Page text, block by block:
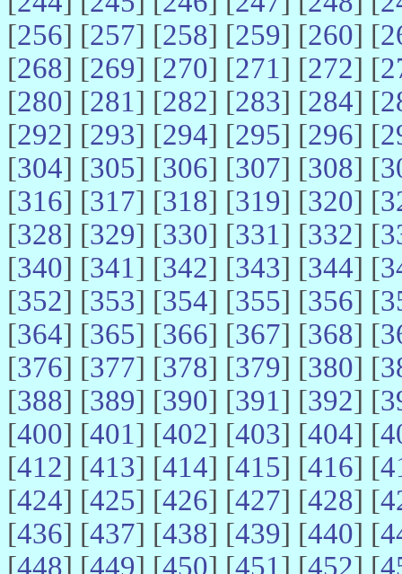
[256] [257] [258] [259] [260] [
[268] [269] [270] [271] [272] [
[280] [281] [282] [283] [284] [
[292] [293] [294] [295] [296] [
[304] [305] [306] [307] [308] [
[316] [317] [318] [319] [320] [
[328] [329] [330] [331] [332] [
[340] [341] [342] [343] [344] [
[352] [353] [354] [355] [356] [
[364] [365] [366] [367] [368] [
[376] [377] [378] [379] [380] [
[388] [389] [390] [391] [392] [
[400] [401] [402] [403] [404] [
[412] [413] [414] [415] [416] [
[424] [425] [426] [427] [428] [
[436] [437] [438] [439] [440] [
[448] [449] [450] [451] [452] [